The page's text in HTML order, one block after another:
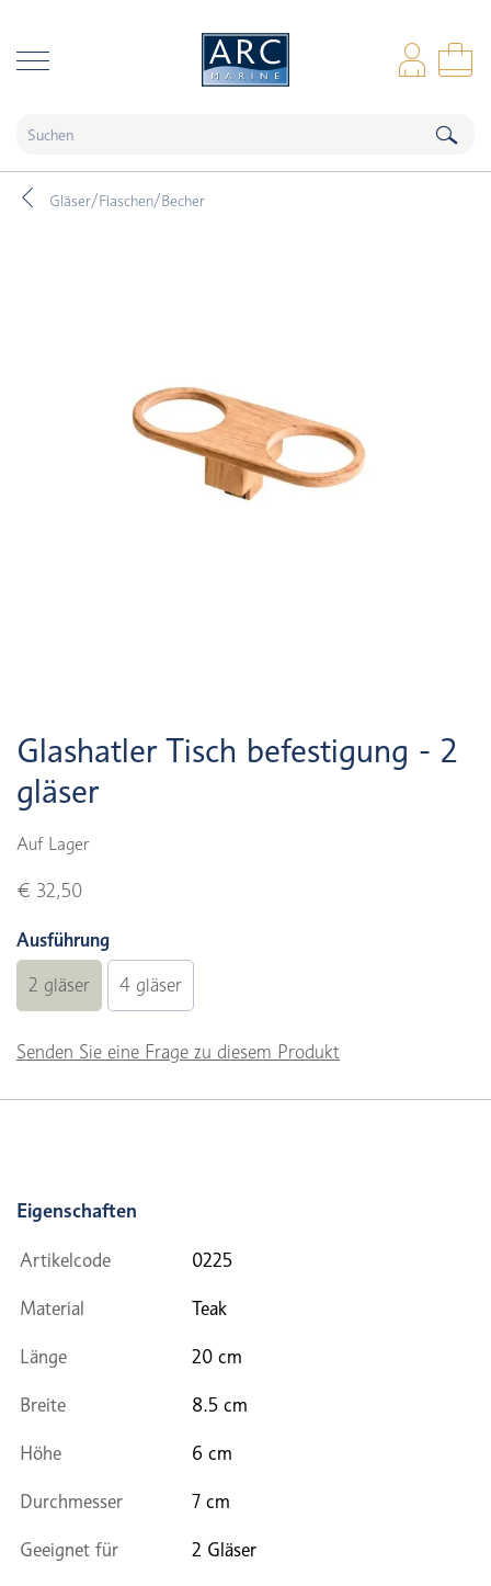
Gläser/Flaschen/Becher
Glashatler Tisch befestigung - 2
gläser
Auf Lager
€ 32,50
Ausführung
2 gläser 4 gläser
Senden Sie eine Frage zu diesem Produkt
Eigenschaften
Artikelcode 0225
Material Teak
Länge 20 cm
Breite 8.5 cm
Höhe 6 cm
Durchmesser 7 cm
Geeignet für 2 Gläser